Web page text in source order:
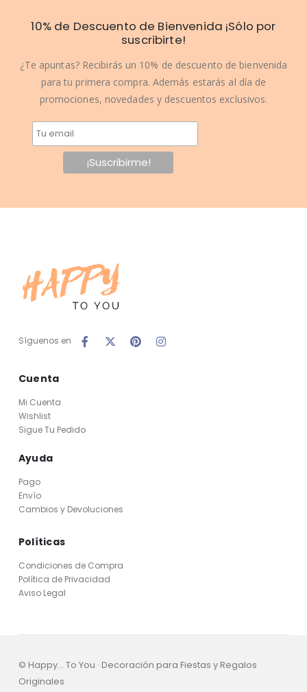
10% de Descuento de Bienvenida ¡Sólo por
suscribirte!
¿Te apuntas? Recibirás un 10% de descuento de bienvenida
para tu primera compra. Además estarás al día de
promociones, novedades y descuentos exclusivos.
Síguenos en
Cuenta
Mi Cuenta
Wishlist
Sigue Tu Pedido
Ayuda
Pago
Envío
Cambios y Devoluciones
Políticas
Condiciones de Compra
Política de Privacidad
Aviso Legal
© Happy... To You · Decoración para Fiestas y Regalos
Originales